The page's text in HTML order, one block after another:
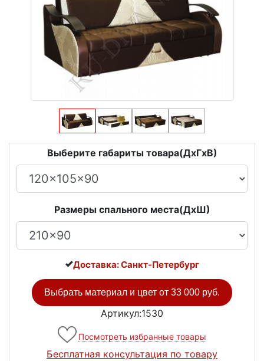
Выберите габариты товара(ДxГxВ)
Размеры спального места(ДxШ)
Доставка: Санкт-Петербург
Выбрать материал и цвет от 33 000 руб.
Артикул:1530
Посмотреть избранные товары
Бесплатная консультация по товару